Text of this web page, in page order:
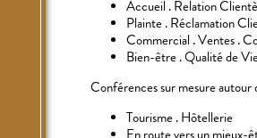
Accueil . Relation
Plainte . Réclamation
Commercial . Ventes .
Bien-être . Qualité de
Conférences sur mesure autour
Tourisme . Hôtellerie
En route vers un mieux-